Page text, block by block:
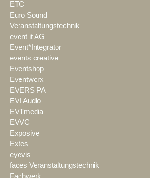
ETC
Euro Sound
Veranstaltungstechnik
event it AG
Event*Integrator
events creative
Eventshop
Eventworx
EVERS PA
EVI Audio
EVTmedia
EVVC
Exposive
Extes
eyevis
faces Veranstaltungstechnik
Fachwerk